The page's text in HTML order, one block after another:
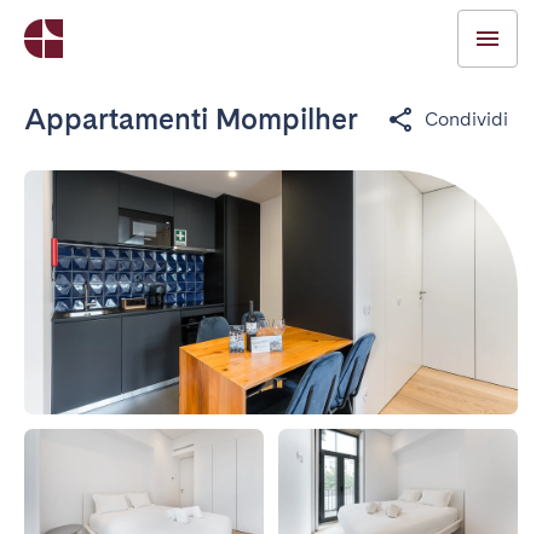
Appartamenti Mompilher Condividi